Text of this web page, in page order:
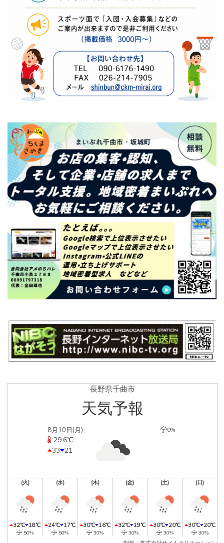
長野県千曲市
天気予報
8月10日(月)
29.6℃
33 21
0%
(火)
32℃ 18℃
50%
(水)
24℃ 17℃
50%
(木)
30℃ 16℃
30%
(金)
32℃ 19℃
30%
(土)
30℃ 20℃
30%
(日)
30℃ 20℃
30%